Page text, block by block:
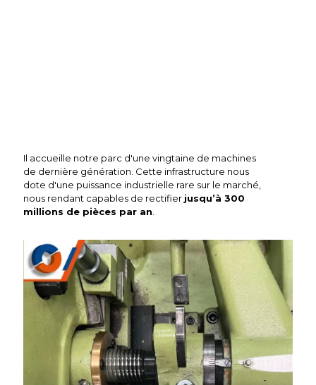
Il accueille notre parc d'une vingtaine de machines
de dernière génération. Cette infrastructure nous
dote d'une puissance industrielle rare sur le marché,
nous rendant capables de rectifier jusqu’à 300
millions de pièces par an.